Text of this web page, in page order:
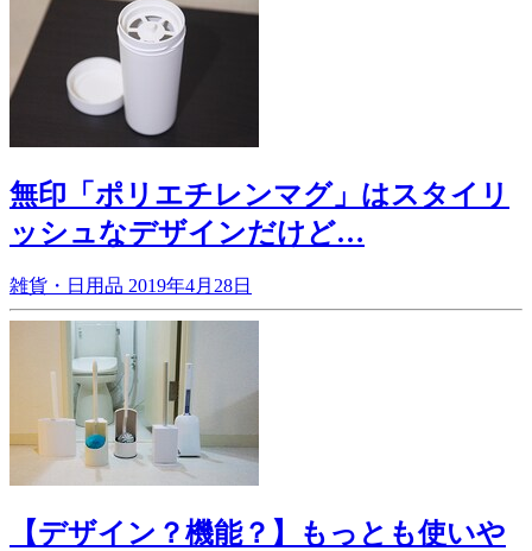
無印「ポリエチレンマグ」はスタイリ
ッシュなデザインだけど…
雑貨・日用品 2019年4月28日
【デザイン？機能？】もっとも使いや